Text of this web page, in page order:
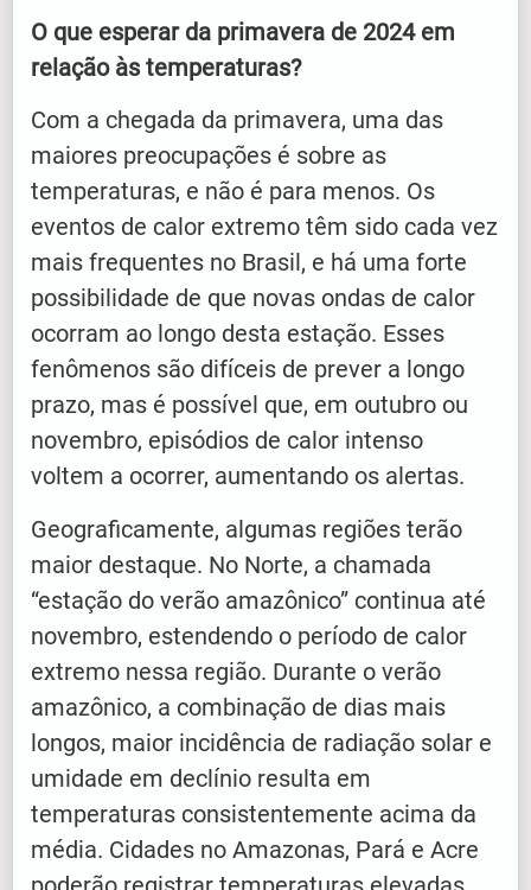
O que esperar da primavera de 2024 em
relação às temperaturas?
Com a chegada da primavera, uma das
maiores preocupações é sobre as
temperaturas, e não é para menos. Os
eventos de calor extremo têm sido cada vez
mais frequentes no Brasil, e há uma forte
possibilidade de que novas ondas de calor
ocorram ao longo desta estação. Esses
fenômenos são difíceis de prever a longo
prazo, mas é possível que, em outubro ou
novembro, episódios de calor intenso
voltem a ocorrer, aumentando os alertas.
Geograficamente, algumas regiões terão
maior destaque. No Norte, a chamada
“estação do verão amazônico” continua até
novembro, estendendo o período de calor
extremo nessa região. Durante o verão
amazônico, a combinação de dias mais
longos, maior incidência de radiação solar e
umidade em declínio resulta em
temperaturas consistentemente acima da
média. Cidades no Amazonas, Pará e Acre